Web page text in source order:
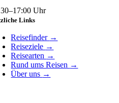
Uhr
Links
Reisefinder →
Reiseziele →
Reisearten →
Rund ums Reisen →
Über uns →